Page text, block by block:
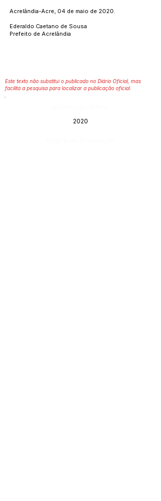
Acrelândia-Acre, 04 de maio de 2020.
Ederaldo Caetano de Sousa
Prefeito de Acrelândia
Este texto não substitui o publicado no Diário Oficial, mas
facilita a pesquisa para localizar a publicação oficial.
2020